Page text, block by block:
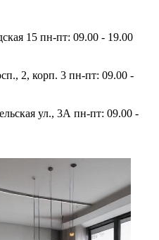
15 пн-пт: 09.00 - 19.00
2, корп. 3 пн-пт: 09.00 -
ул., 3А пн-пт: 09.00 -